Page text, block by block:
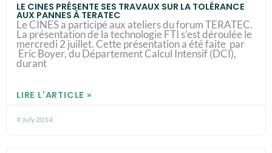
LE CINES PRÉSENTE SES TRAVAUX SUR LA TOLÉRANCE
AUX PANNES À TERATEC
Le CINES a participé aux ateliers du forum TERATEC.
La présentation de la technologie FTI s’est déroulée le
mercredi 2 juillet. Cette présentation a été faite par
Eric Boyer, du Département Calcul Intensif (DCI),
durant
LIRE L'ARTICLE »
9 July 2014